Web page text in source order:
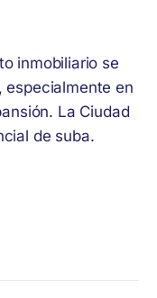
inmobiliario se
especialmente en
La Ciudad
de suba.